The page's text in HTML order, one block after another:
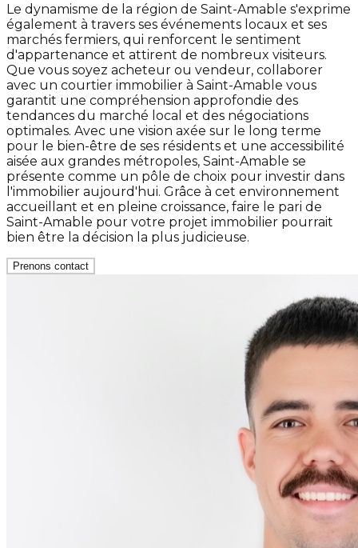
Le dynamisme de la région de Saint-Amable s'exprime
également à travers ses événements locaux et ses
marchés fermiers, qui renforcent le sentiment
d'appartenance et attirent de nombreux visiteurs.
Que vous soyez acheteur ou vendeur, collaborer
avec un courtier immobilier à Saint-Amable vous
garantit une compréhension approfondie des
tendances du marché local et des négociations
optimales. Avec une vision axée sur le long terme
pour le bien-être de ses résidents et une accessibilité
aisée aux grandes métropoles, Saint-Amable se
présente comme un pôle de choix pour investir dans
l'immobilier aujourd'hui. Grâce à cet environnement
accueillant et en pleine croissance, faire le pari de
Saint-Amable pour votre projet immobilier pourrait
bien être la décision la plus judicieuse.
Prenons contact